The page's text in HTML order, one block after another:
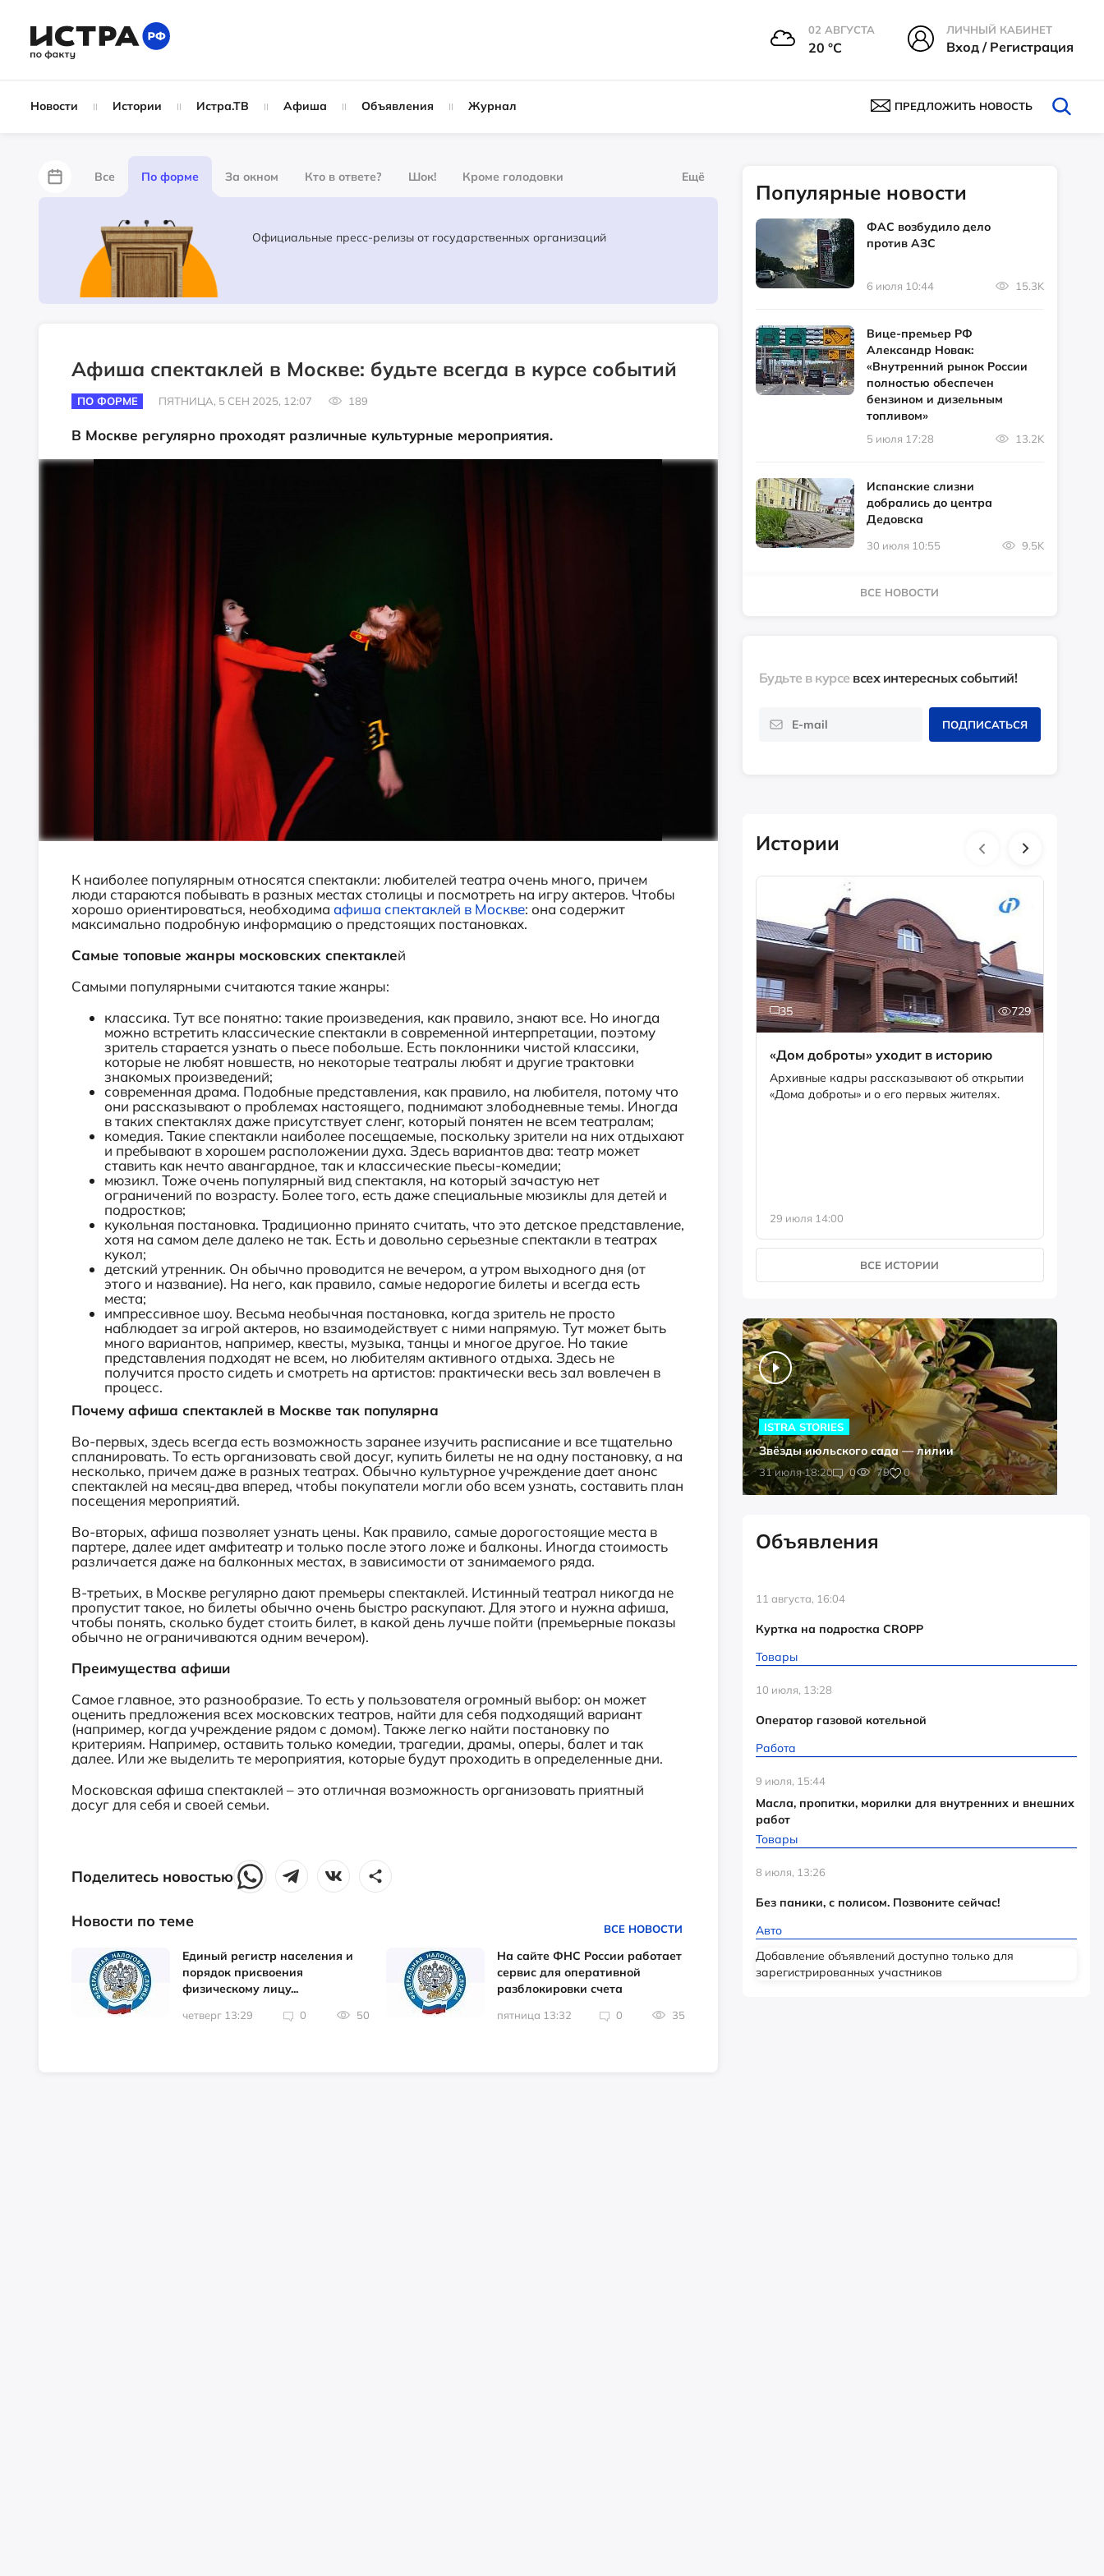
02 АВГУСТА
20 °С
ЛИЧНЫЙ КАБИНЕТ
Вход / Регистрация
Новости Истории Истра.ТВ Афиша Объявления Журнал ПРЕДЛОЖИТЬ НОВОСТЬ
Все По форме За окном Кто в ответе? Шок! Кроме голодовки
Лайфхаки За забором
Партнёрский материал
Ещё
Официальные пресс-релизы от государственных организаций
Афиша спектаклей в Москве: будьте всегда в курсе событий
ПО ФОРМЕ ПЯТНИЦА, 5 СЕН 2025, 12:07 189
В Москве регулярно проходят различные культурные мероприятия.
К наиболее популярным относятся спектакли: любителей театра очень много, причем
люди стараются побывать в разных местах столицы и посмотреть на игру актеров. Чтобы
хорошо ориентироваться, необходима афиша спектаклей в Москве: она содержит
максимально подробную информацию о предстоящих постановках.
Самые топовые жанры московских спектаклей
Самыми популярными считаются такие жанры:
классика. Тут все понятно: такие произведения, как правило, знают все. Но иногда
можно встретить классические спектакли в современной интерпретации, поэтому
зритель старается узнать о пьесе побольше. Есть поклонники чистой классики,
которые не любят новшеств, но некоторые театралы любят и другие трактовки
знакомых произведений;
современная драма. Подобные представления, как правило, на любителя, потому что
они рассказывают о проблемах настоящего, поднимают злободневные темы. Иногда
в таких спектаклях даже присутствует сленг, который понятен не всем театралам;
комедия. Такие спектакли наиболее посещаемые, поскольку зрители на них отдыхают
и пребывают в хорошем расположении духа. Здесь вариантов два: театр может
ставить как нечто авангардное, так и классические пьесы-комедии;
мюзикл. Тоже очень популярный вид спектакля, на который зачастую нет
ограничений по возрасту. Более того, есть даже специальные мюзиклы для детей и
подростков;
кукольная постановка. Традиционно принято считать, что это детское представление,
хотя на самом деле далеко не так. Есть и довольно серьезные спектакли в театрах
кукол;
детский утренник. Он обычно проводится не вечером, а утром выходного дня (от
этого и название). На него, как правило, самые недорогие билеты и всегда есть
места;
импрессивное шоу. Весьма необычная постановка, когда зритель не просто
наблюдает за игрой актеров, но взаимодействует с ними напрямую. Тут может быть
много вариантов, например, квесты, музыка, танцы и многое другое. Но такие
представления подходят не всем, но любителям активного отдыха. Здесь не
получится просто сидеть и смотреть на артистов: практически весь зал вовлечен в
процесс.
Почему афиша спектаклей в Москве так популярна
Во-первых, здесь всегда есть возможность заранее изучить расписание и все тщательно
спланировать. То есть организовать свой досуг, купить билеты не на одну постановку, а на
несколько, причем даже в разных театрах. Обычно культурное учреждение дает анонс
спектаклей на месяц-два вперед, чтобы покупатели могли обо всем узнать, составить план
посещения мероприятий.
Во-вторых, афиша позволяет узнать цены. Как правило, самые дорогостоящие места в
партере, далее идет амфитеатр и только после этого ложе и балконы. Иногда стоимость
различается даже на балконных местах, в зависимости от занимаемого ряда.
В-третьих, в Москве регулярно дают премьеры спектаклей. Истинный театрал никогда не
пропустит такое, но билеты обычно очень быстро раскупают. Для этого и нужна афиша,
чтобы понять, сколько будет стоить билет, в какой день лучше пойти (премьерные показы
обычно не ограничиваются одним вечером).
Преимущества афиши
Самое главное, это разнообразие. То есть у пользователя огромный выбор: он может
оценить предложения всех московских театров, найти для себя подходящий вариант
(например, когда учреждение рядом с домом). Также легко найти постановку по
критериям. Например, оставить только комедии, трагедии, драмы, оперы, балет и так
далее. Или же выделить те мероприятия, которые будут проходить в определенные дни.
Московская афиша спектаклей – это отличная возможность организовать приятный
досуг для себя и своей семьи.
Поделитесь новостью
Новости по теме ВСЕ НОВОСТИ
Единый регистр населения и
порядок присвоения
физическому лицу...
четверг 13:29 0 50
На сайте ФНС России работает
сервис для оперативной
разблокировки счета
пятница 13:32 0 35
Популярные новости
ФАС возбудило дело
против АЗС
6 июля 10:44 15.3K
Вице-премьер РФ
Александр Новак:
«Внутренний рынок России
полностью обеспечен
бензином и дизельным
топливом»
5 июля 17:28 13.2K
Испанские слизни
добрались до центра
Дедовска
30 июля 10:55 9.5K
ВСЕ НОВОСТИ
Будьте в курсе всех интересных событий!
ПОДПИСАТЬСЯ
Истории
35 729
«Дом доброты» уходит в историю
Архивные кадры рассказывают об открытии
«Дома доброты» и о его первых жителях.
29 июля 14:00
ВСЕ ИСТОРИИ
31 июля 18:20 0 79 0
ISTRA STORIES
Звёзды июльского сада — лилии
Объявления
11 августа, 16:04
Куртка на подростка CROPP
Товары
10 июля, 13:28
Оператор газовой котельной
Работа
9 июля, 15:44
Масла, пропитки, морилки для внутренних и внешних
работ
Товары
8 июля, 13:26
Без паники, с полисом. Позвоните сейчас!
Авто
Добавление объявлений доступно только для
зарегистрированных участников